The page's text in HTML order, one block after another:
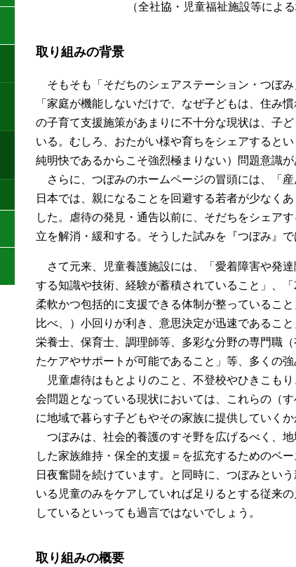
（全社協・児童福祉施設等によ
取り組みの背景
そもそも「そだちのシェアステーション・つぼ
「家庭が機能しないだけで、なぜ子どもは、住み
の子育て支援施策があまりに不十分な現状は、子
いる。むしろ、おたがい様や育ちをシェアすると
純明快であるからこそ強烈極まりない）問題意識が
さらに、つぼみのホームページの冒頭には、「
日本では、親になることを回避する若者が少なく
した。虐待の発見・通告以前に、そだちをシェア
立を解消・緩和する。そうした試みを『つぼみ』
さて元来、児童養護施設には、「愛着障害や発
する知識や技術、経験が蓄積されていること」、
柔軟かつ包括的に支援できる体制が整っているこ
比べ、）小回りが利き、意思決定が迅速であるこ
栄養士、保育士、調理師等、多彩な分野の専門職
たケアやサポートが可能であること」等、多くの強
児童虐待はもとよりのこと、不登校やひきこも
会問題となっている現状においては、これらの（
に地域で暮らす子どもやその家族に提供していく
つぼみは、社会的養護のすそ野を広げるべく、
した家族維持・保全的支援＝を拡充するためのベ
日夜奮闘を続けています。と同時に、つぼみとい
いる児童のみをケアしていれば足りるとする従来
しているといっても過言ではないでしょう。
取り組みの概要